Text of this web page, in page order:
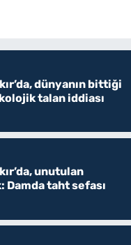
dünyanın bittiği
talan iddiası
unutulan
Damda taht sefası